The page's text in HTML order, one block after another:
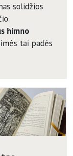
solidžios
himno
tai padės